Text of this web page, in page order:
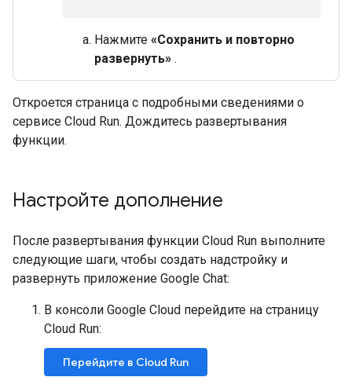
Нажмите «Сохранить и повторно
развернуть» .
Откроется страница с подробными сведениями о
сервисе Cloud Run. Дождитесь развертывания
функции.
Настройте дополнение
После развертывания функции Cloud Run выполните
следующие шаги, чтобы создать надстройку и
развернуть приложение Google Chat:
В консоли Google Cloud перейдите на страницу
Cloud Run:
Перейдите в Cloud Run